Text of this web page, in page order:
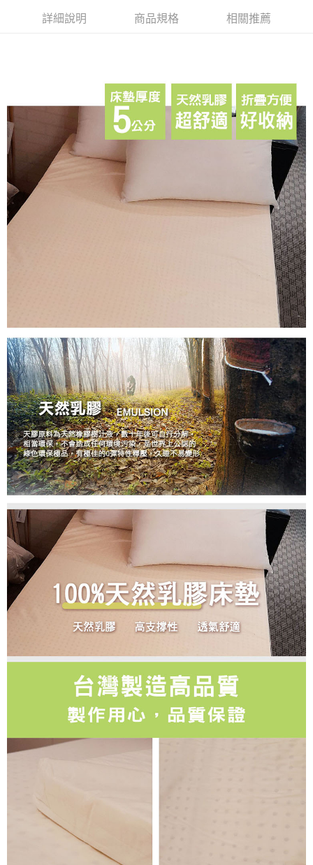
１．簡單：不需註冊會員、不需綁卡、不需儲值。
２．便利：只要手機號碼，簡訊認證，即可結帳。
結帳頁面，進行簡訊認證並確認金額後，即可完成結帳。
２．訂單成立數日內，您將收到繳費通知簡訊。
３．收到繳費通知簡訊後14天內，點擊此簡訊中的連結，可透過四大超商／
ATM／網路銀行／等多元方式進行付款，方視為交易完成。
※ 請注意：結帳手續完成當下不需立刻繳費，但若您需要取消訂單，請聯絡
購買商品的店家。未經商家同意取消之訂單仍視為有效，需透過AFTEE先享
後付繳納相關費用。
※ 交易是否成功請以「AFTEE先享後付 」之結帳頁面顯示為準，若有關於
是否繳費成功／繳費後需取消欲退款等相關疑問，請聯繫「AFTEE先享後付
客戶支援中心」
https://netprotections.freshdesk.com/support/home
１．透過由恩沛科技股份有限公司提供之「AFTEE先享後付」服務完成之交
易，需依本服務之必要範圍內提供個人資料，並將交易相關給付款項請求債
「AFTEE先享後付」，若未經同意申辦者引起之損失，本公司不負相關責
任。
４．使用「AFTEE先享後付」時，將依據個別帳號之用戶狀況，依本公司即
時審查核予不同之上限額度；若仍有額度不足之情形，本公司將視審查結果
請求用戶進行身份認證。
５．嚴禁一人註冊多個帳號或使用他人資訊註冊。若發現惡意使用之情形，
恩沛科技股份有限公司將有權停止該用戶之使用額度並採取法律行動。
運送方式
每筆NT$400
詳細說明 商品規格 相關推薦